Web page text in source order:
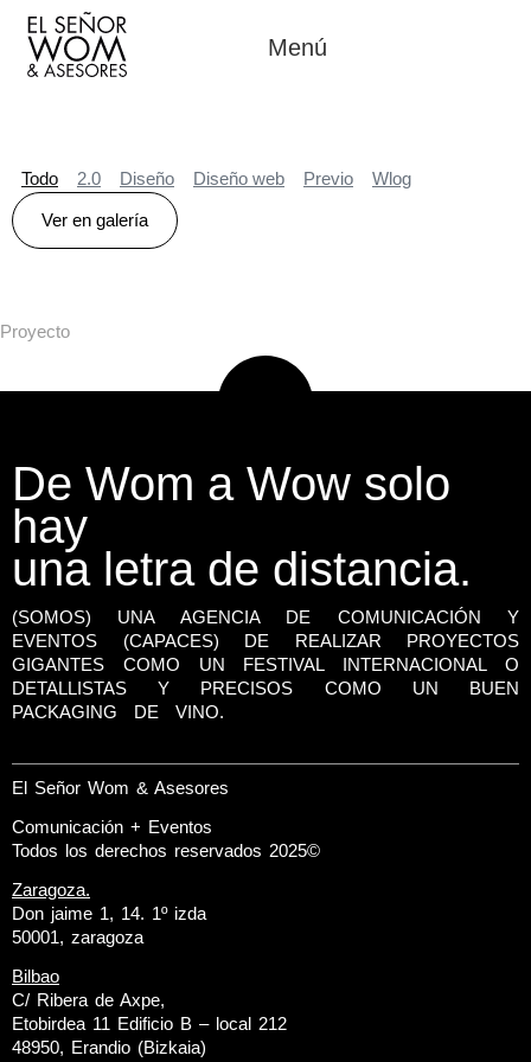
Menú
2.0 Diseño Diseño web Previo Wlog
Todo
Ver en galería
Proyecto
De Wom a Wow solo
hay
una letra de distancia.
(SOMOS) UNA AGENCIA DE COMUNICACIÓN Y
EVENTOS (CAPACES) DE REALIZAR PROYECTOS
GIGANTES COMO UN FESTIVAL INTERNACIONAL O
DETALLISTAS Y PRECISOS COMO UN BUEN
PACKAGING DE VINO.
El Señor Wom & Asesores
Comunicación + Eventos
Todos los derechos reservados 2025©
Zaragoza.
Don jaime 1, 14. 1º izda
50001, zaragoza
Bilbao
C/ Ribera de Axpe,
Etobirdea 11 Edificio B – local 212
48950, Erandio (Bizkaia)